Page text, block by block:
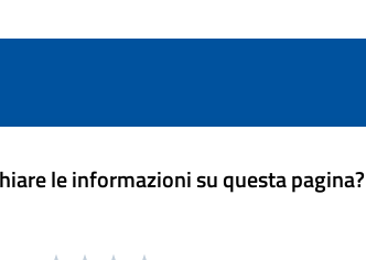
le informazioni su questa pagina?